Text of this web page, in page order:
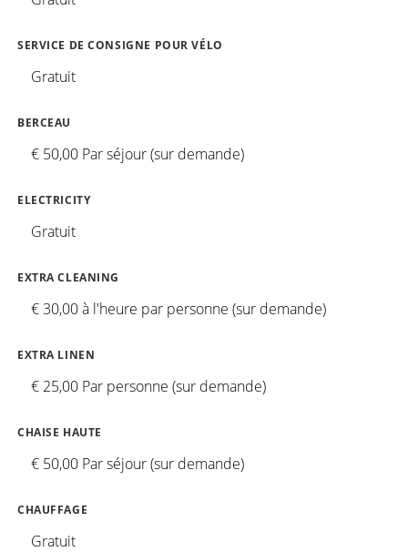
SERVICE DE CONSIGNE POUR VÉLO
Gratuit
BERCEAU
€ 50,00 Par séjour (sur demande)
ELECTRICITY
Gratuit
EXTRA CLEANING
€ 30,00 à l'heure par personne (sur demande)
EXTRA LINEN
€ 25,00 Par personne (sur demande)
CHAISE HAUTE
€ 50,00 Par séjour (sur demande)
CHAUFFAGE
Gratuit